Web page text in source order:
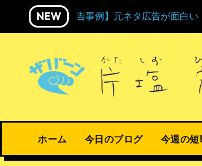
NEW【広告事例】元ネタ広告が面白い
ホーム 今日のブログ 今週の